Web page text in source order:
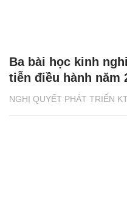
NGHỊ QUYẾT PHÁT TRIỂN
Ba bài học kinh
tiễn điều hành năm